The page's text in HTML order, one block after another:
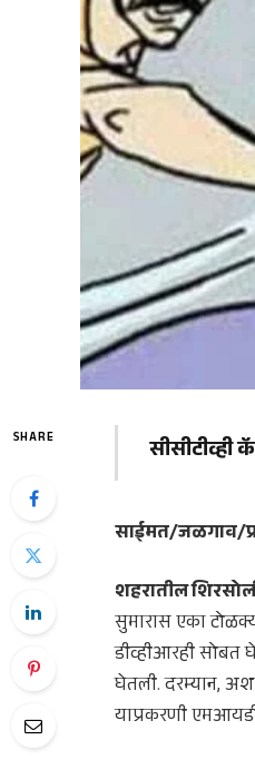
SHARE
साईमत/जळगाव/
शहरातील
सुमारास एका
डीव्हीआरही
घेतली. दरम्यान,
याप्रकरणी